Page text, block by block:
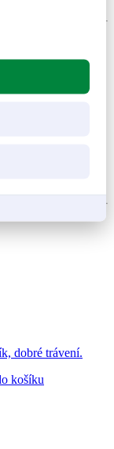
dobré trávení.
košíku